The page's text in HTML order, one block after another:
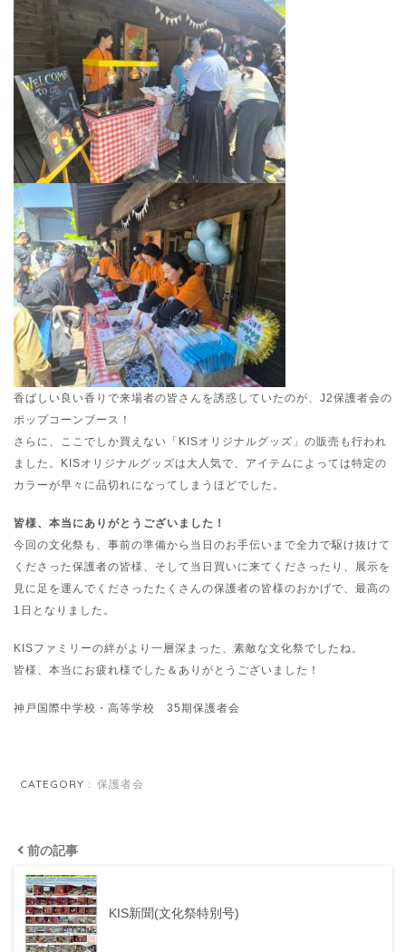
香ばしい良い香りで来場者の皆さんを誘惑していたのが、J2保護者会の
ポップコーンブース！
さらに、ここでしか買えない「KISオリジナルグッズ」の販売も行われ
ました。KISオリジナルグッズは大人気で、アイテムによっては特定の
カラーが早々に品切れになってしまうほどでした。
皆様、本当にありがとうございました！
今回の文化祭も、事前の準備から当日のお手伝いまで全力で駆け抜けて
くださった保護者の皆様、そして当日買いに来てくださったり、展示を
見に足を運んでくださったたくさんの保護者の皆様のおかげで、最高の
1日となりました。
KISファミリーの絆がより一層深まった、素敵な文化祭でしたね。
皆様、本当にお疲れ様でした＆ありがとうございました！
神戸国際中学校・高等学校 35期保護者会
CATEGORY : 保護者会
前の記事
KIS新聞(文化祭特別号)